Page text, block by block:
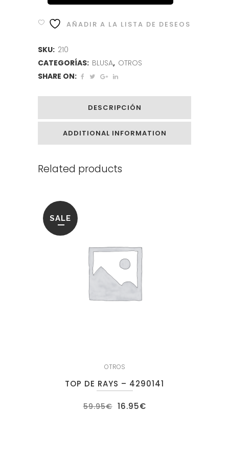
AÑADIR A LA LISTA DE DESEOS
SKU: 210
CATEGORÍAS: BLUSA, OTROS
SHARE ON:
DESCRIPCIÓN
ADDITIONAL INFORMATION
Related products
SALE
OTROS
TOP DE RAYS – 4290141
59.95€ El
precio
16.95€El